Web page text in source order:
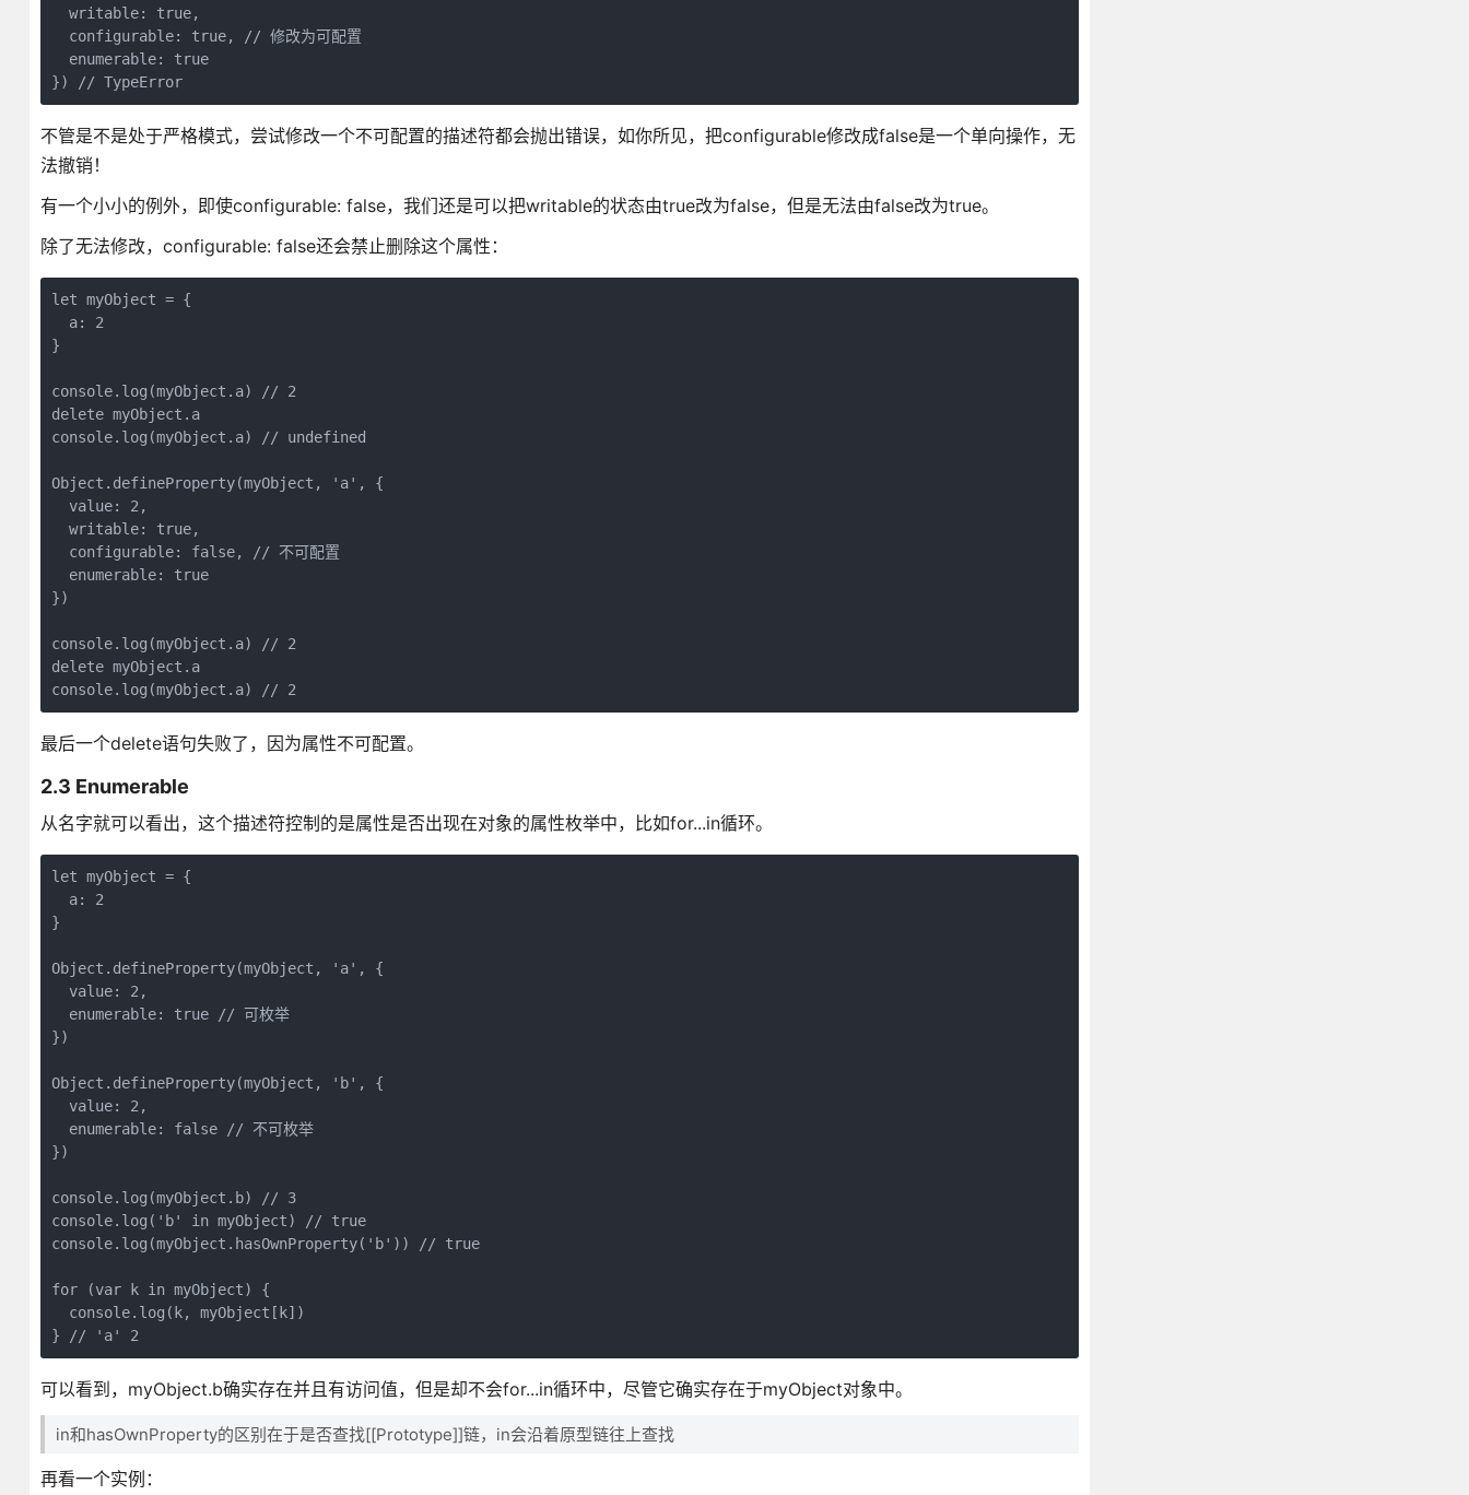
  writable: true,
  configurable: true, // 修改为可配置
  enumerable: true
}) // TypeError
不管是不是处于严格模式，尝试修改一个不可配置的描述符都会抛出错误，如你所见，把configurable修改成false是一个单向操作，无
法撤销！
有一个小小的例外，即使configurable: false，我们还是可以把writable的状态由true改为false，但是无法由false改为true。
除了无法修改，configurable: false还会禁止删除这个属性：
let myObject = {
  a: 2
}
console.log(myObject.a) // 2
delete myObject.a
console.log(myObject.a) // undefined
Object.defineProperty(myObject, 'a', {
  value: 2,
  writable: true,
  configurable: false, // 不可配置
  enumerable: true
})
console.log(myObject.a) // 2
delete myObject.a
console.log(myObject.a) // 2
最后一个delete语句失败了，因为属性不可配置。
2.3 Enumerable
从名字就可以看出，这个描述符控制的是属性是否出现在对象的属性枚举中，比如for...in循环。
let myObject = {
  a: 2
}
Object.defineProperty(myObject, 'a', {
  value: 2,
  enumerable: true // 可枚举
})
Object.defineProperty(myObject, 'b', {
  value: 2,
  enumerable: false // 不可枚举
})
console.log(myObject.b) // 3
console.log('b' in myObject) // true
console.log(myObject.hasOwnProperty('b')) // true
for (var k in myObject) {
  console.log(k, myObject[k])
} // 'a' 2
可以看到，myObject.b确实存在并且有访问值，但是却不会for...in循环中，尽管它确实存在于myObject对象中。
in和hasOwnProperty的区别在于是否查找[[Prototype]]链，in会沿着原型链往上查找
再看一个实例：